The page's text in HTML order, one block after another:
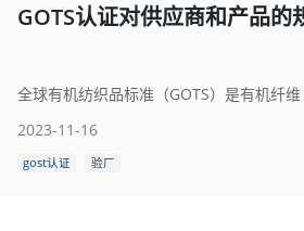
GOTS认证对供应商和产品的
2023-11-16
gost认证 验厂